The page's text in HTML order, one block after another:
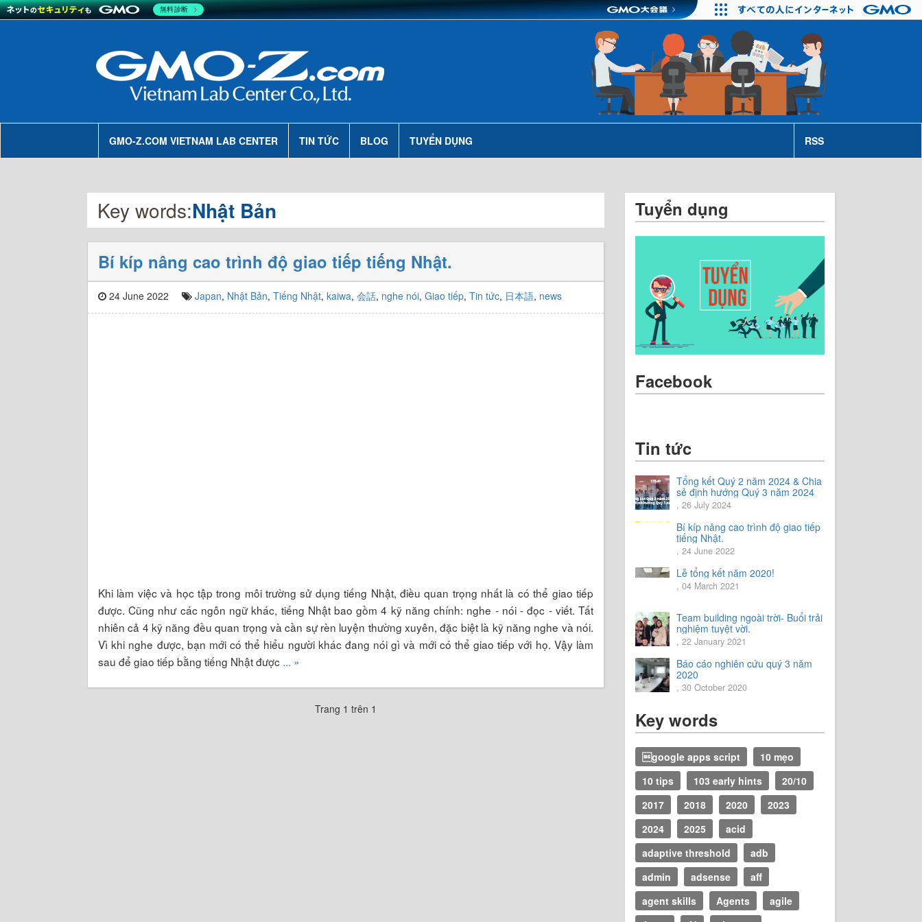
GMO-Z.COM VIETNAM LAB CENTER TIN TỨC BLOG TUYỂN DỤNG RSS
Key words:Nhật Bản
Bí kíp nâng cao trình độ giao tiếp tiếng Nhật.
24 June 2022 Japan, Nhật Bản, Tiếng Nhật, kaiwa, 会話, nghe nói, Giao tiếp, Tin tức, 日本語, news
Khi làm việc và học tập trong môi trường sử dụng tiếng Nhật, điều quan trọng nhất là có thể giao tiếp
được. Cũng như các ngôn ngữ khác, tiếng Nhật bao gồm 4 kỹ năng chính: nghe - nói - đọc - viết. Tất
nhiên cả 4 kỹ năng đều quan trọng và cần sự rèn luyện thường xuyên, đặc biệt là kỹ năng nghe và nói.
Vì khi nghe được, bạn mới có thể hiểu người khác đang nói gì và mới có thể giao tiếp với họ. Vậy làm
sau để giao tiếp bằng tiếng Nhật được ... »
Trang 1 trên 1
Tuyển dụng
Facebook
Tin tức
Tổng kết Quý 2 năm 2024 & Chia
sẻ định hướng Quý 3 năm 2024
, 26 July 2024
Bí kíp nâng cao trình độ giao tiếp
tiếng Nhật.
, 24 June 2022
Lễ tổng kết năm 2020!
, 04 March 2021
Team building ngoài trời- Buổi trải
nghiệm tuyệt vời.
, 22 January 2021
Báo cáo nghiên cứu quý 3 năm
2020
, 30 October 2020
Key words
google apps script
10 mẹo
10 tips
103 early hints
20/10
2017
2018 2020
2023
2024
2025
acid
adaptive threshold
adb
admin
adsense
aff
agent skills
Agents
agile
無料診断